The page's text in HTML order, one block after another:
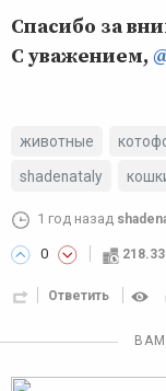
Спасибо за
С уважением,
животные
shadenataly
1 год назад
0
Ответить